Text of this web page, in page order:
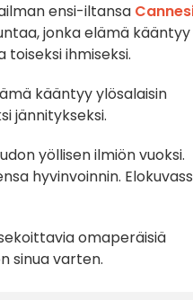
ensi-iltansa
jonka elämä kääntyy
ihmiseksi.
kääntyy ylösalaisin
jännitykseksi.
yöllisen ilmiön vuoksi.
hyvinvoinnin.
omaperäisiä
sinua varten.